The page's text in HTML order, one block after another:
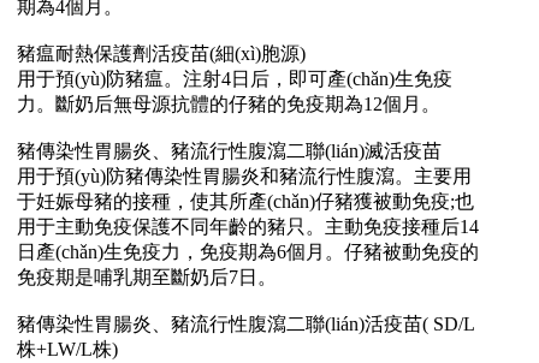
期為4個月。
豬瘟耐熱保護劑活疫苗(細(xì)胞源)
用于預(yù)防豬瘟。注射4日后，即可產(chǎn)生免疫
力。斷奶后無母源抗體的仔豬的免疫期為12個月。
豬傳染性胃腸炎、豬流行性腹瀉二聯(lián)滅活疫苗
用于預(yù)防豬傳染性胃腸炎和豬流行性腹瀉。主要用
于妊娠母豬的接種，使其所產(chǎn)仔豬獲被動免疫;也
用于主動免疫保護不同年齡的豬只。主動免疫接種后14
日產(chǎn)生免疫力，免疫期為6個月。仔豬被動免疫的
免疫期是哺乳期至斷奶后7日。
豬傳染性胃腸炎、豬流行性腹瀉二聯(lián)活疫苗( SD/L
株+LW/L株)